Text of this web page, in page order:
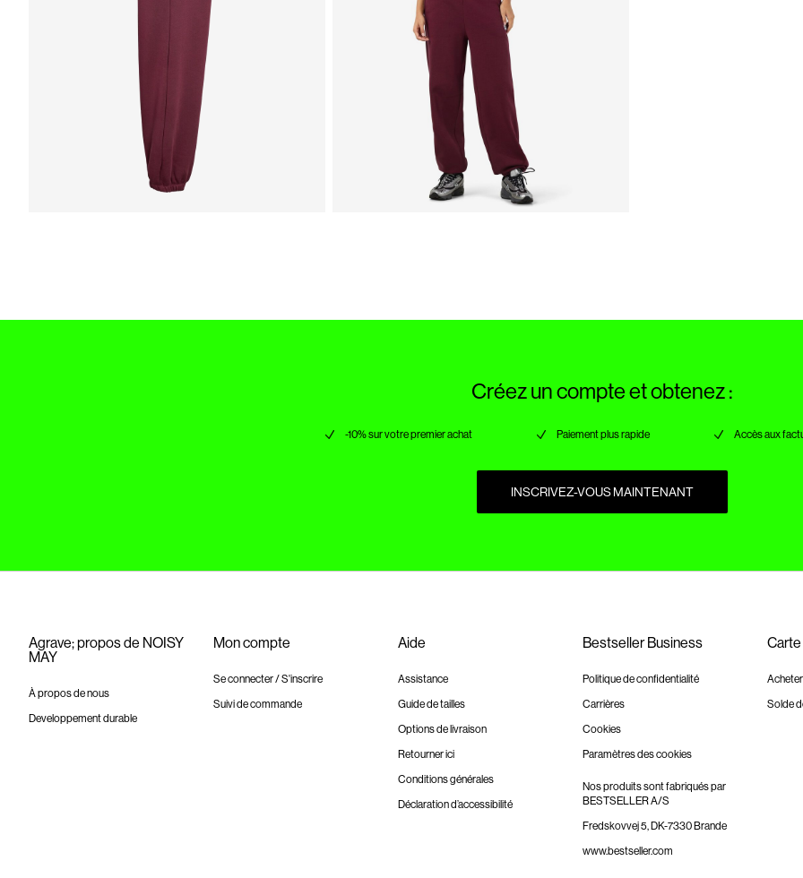
Créez un compte et obtenez :
-10% sur votre premier achat Paiement plus rapide Accès aux
INSCRIVEZ-VOUS MAINTENANT
Agrave; propos de NOISY
MAY
À propos de nous
Developpement durable
Mon compte
Se connecter / S'inscrire
Suivi de commande
Aide
Assistance
Guide de tailles
Options de livraison
Retourner ici
Conditions générales
Déclaration d’accessibilité
Bestseller Business
Politique de confidentialité
Carrières
Cookies
Paramètres des cookies
Nos produits sont fabriqués par
BESTSELLER A/S
Fredskovvej 5, DK-7330 Brande
www.bestseller.com
Solde